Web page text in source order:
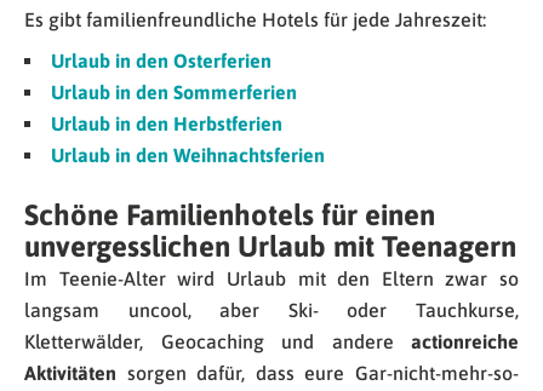
Es gibt familienfreundliche Hotels für jede Jahreszeit:
Urlaub in den Osterferien
Urlaub in den Sommerferien
Urlaub in den Herbstferien
Urlaub in den Weihnachtsferien
Schöne Familienhotels für einen
unvergesslichen Urlaub mit Teenagern
Im Teenie-Alter wird Urlaub mit den Eltern zwar so
langsam uncool, aber Ski- oder Tauchkurse,
Kletterwälder, Geocaching und andere actionreiche
Aktivitäten sorgen dafür, dass eure Gar-nicht-mehr-so-